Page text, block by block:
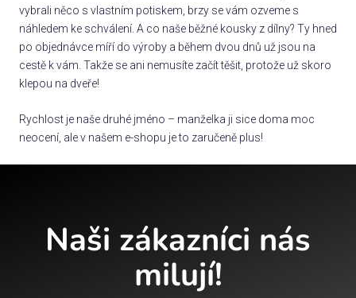
vybrali něco s vlastním potiskem, brzy se vám ozveme s
náhledem ke schválení. A co naše běžné kousky z dílny? Ty hned
po objednávce míří do výroby a během dvou dnů už jsou na
cestě k vám. Takže se ani nemusíte začít těšit, protože už skoro
klepou na dveře!
Rychlost je naše druhé jméno – manželka ji sice doma moc
neocení, ale v našem e-shopu je to zaručeně plus!
Naši zákazníci nás
milují!